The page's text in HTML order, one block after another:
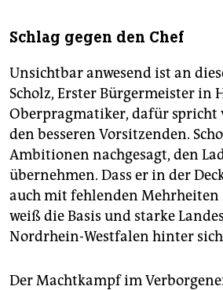
Schlag gegen den Chef
Unsichtbar anwesend ist an
Scholz, Erster Bürgermeister in
Oberpragmatiker, dafür spricht
den besseren Vorsitzenden.
Ambitionen nachgesagt, den
übernehmen. Dass er in der
auch mit fehlenden Mehrheiten
weiß die Basis und starke
Nordrhein-Westfalen hinter
Der Machtkampf im